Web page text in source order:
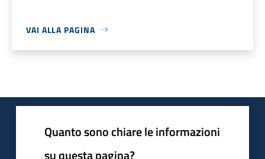
VAI ALLA PAGINA
Quanto sono chiare le informazioni
su questa pagina?